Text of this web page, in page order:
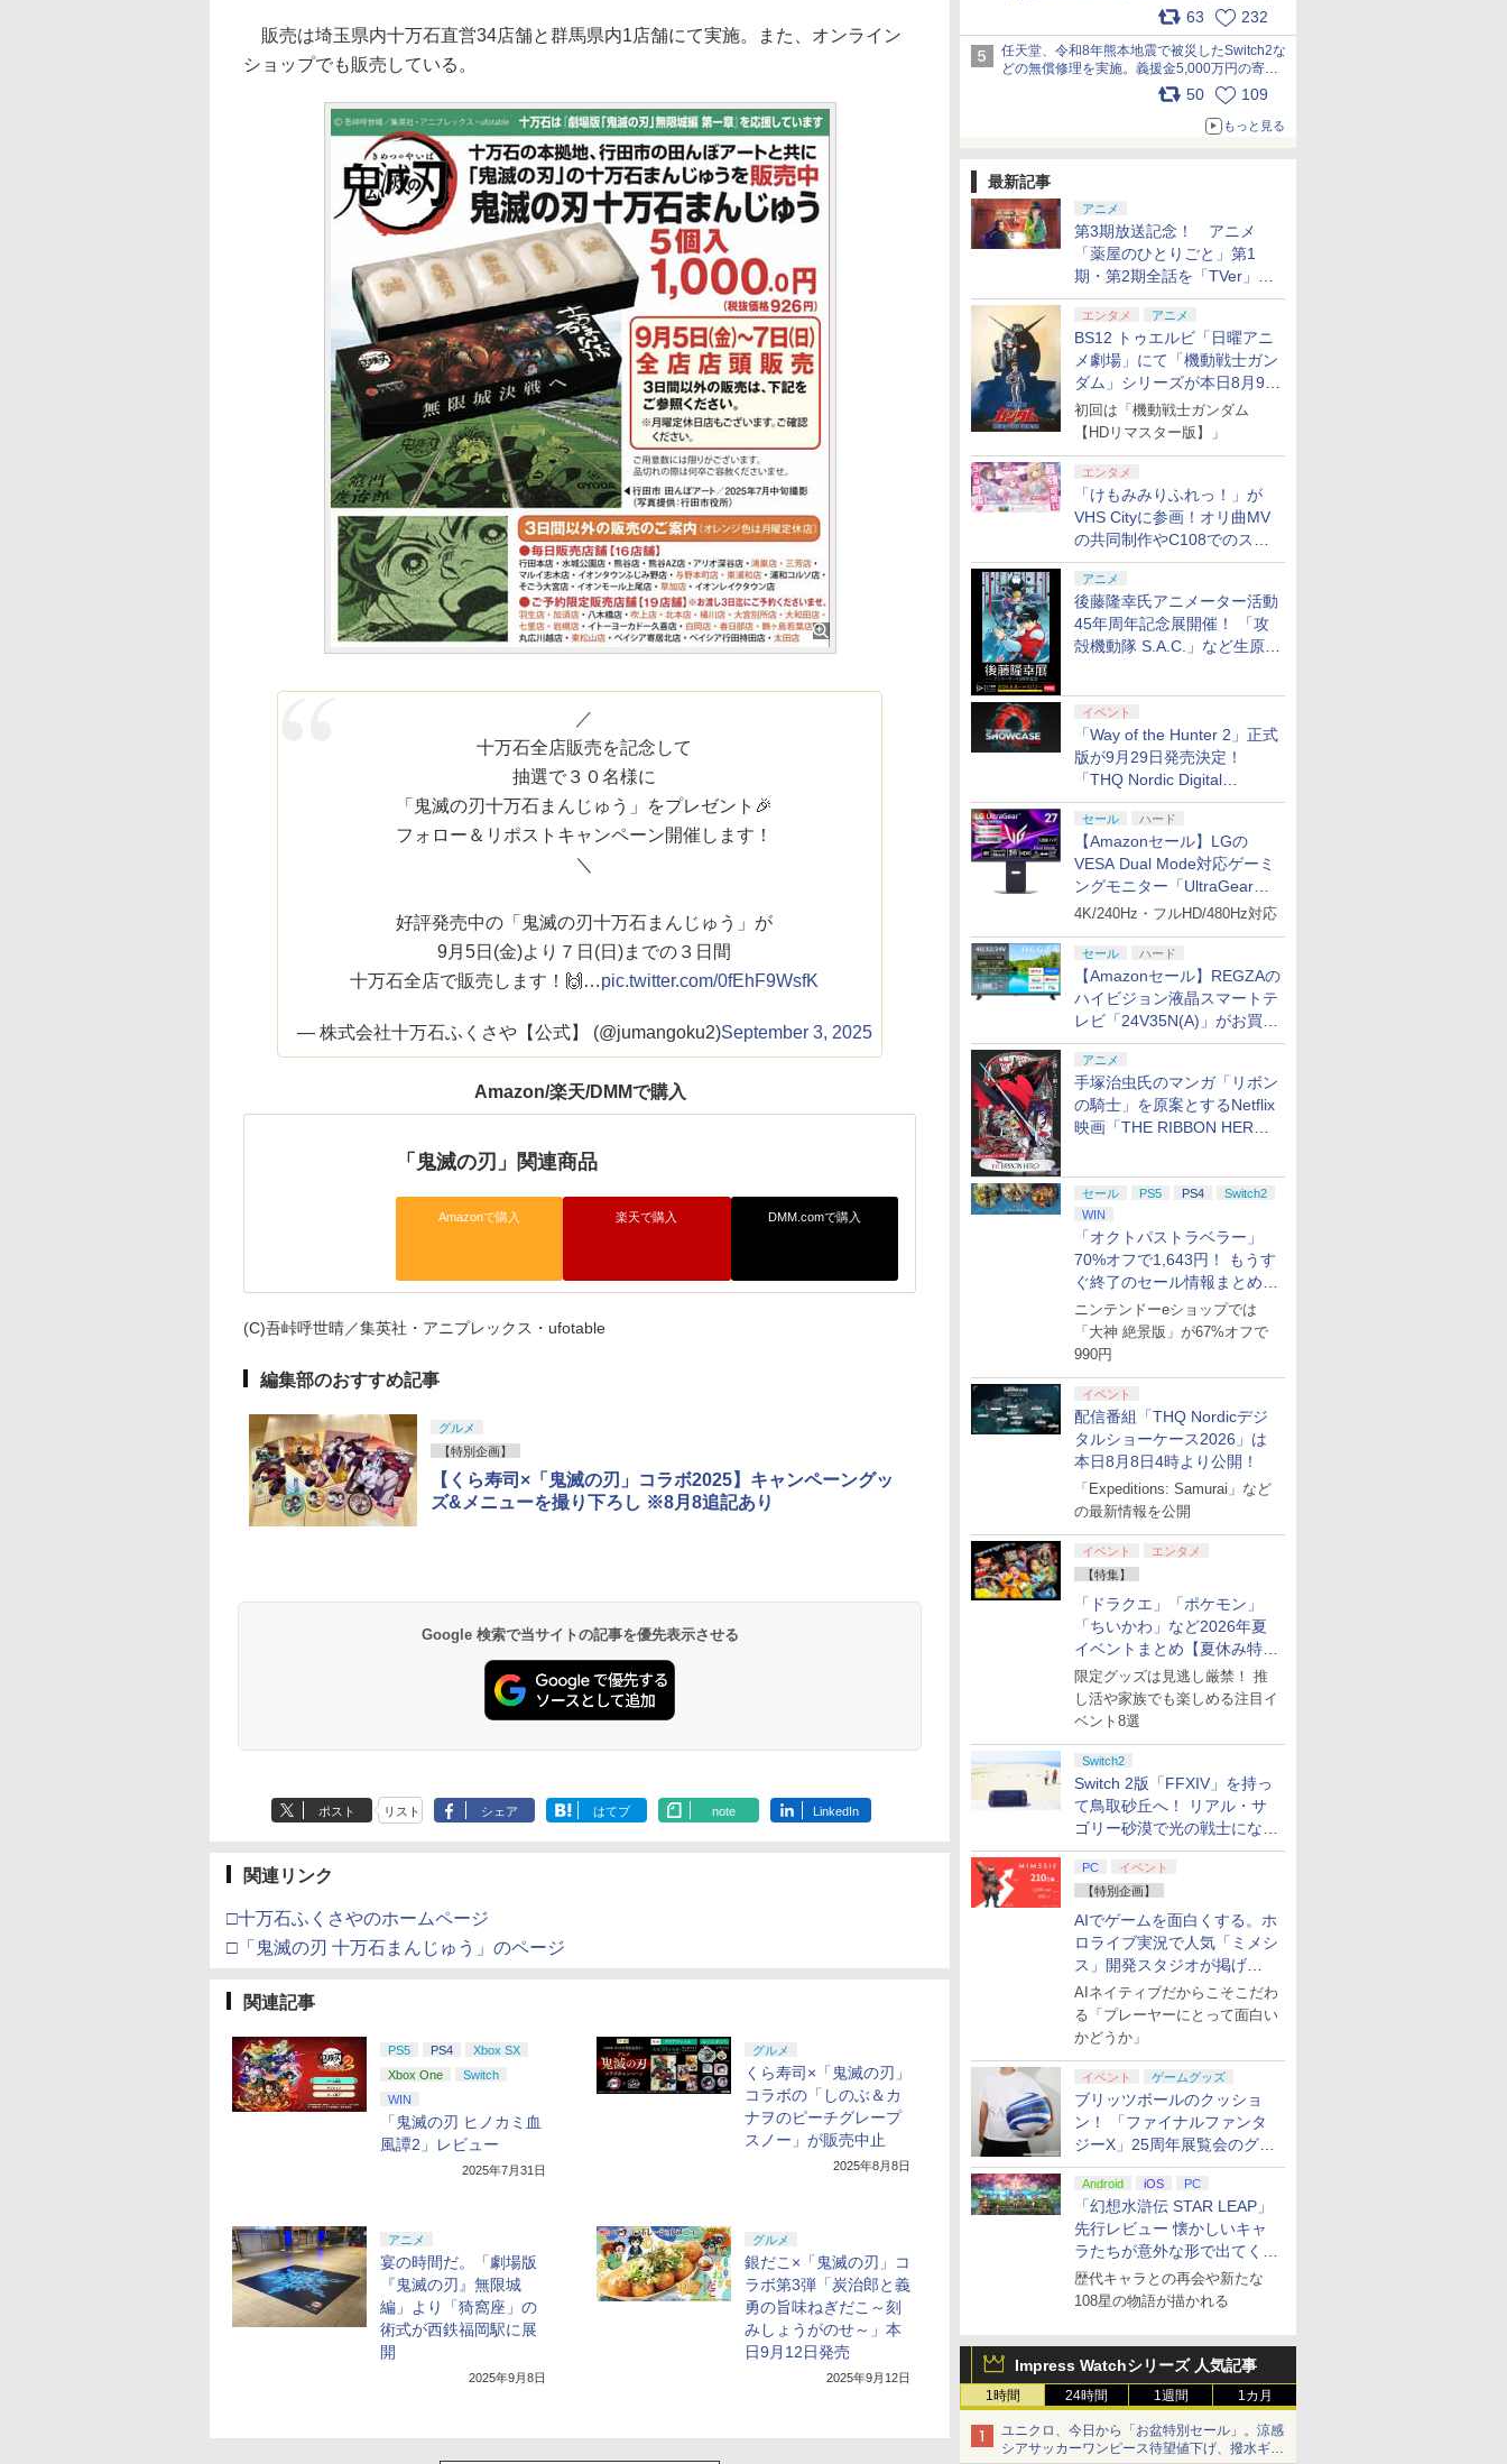
場シーンをレポート pic.x.com/LDgEByVl6D
63 232
任天堂、令和8年熊本地震で被災したSwitch2な
どの無償修理を実施。義援金5,000万円の寄付
も発表 pic.x.com/BAYsMfUfUC
50 109
もっと見る
最新記事
アニメ
第3期放送記念！ アニメ
「薬屋のひとりごと」第1
期・第2期全話を「TVer」に
て期間限定で順次無料配信開
始エンタメ アニメ
BS12 トゥエルビ「日曜アニ
メ劇場」にて「機動戦士ガン
ダム」シリーズが本日8月9日
から8週連続で放送
初回は「機動戦士ガンダム
【HDリマスター版】」
エンタメ
「けもみみりふれっ！」が
VHS Cityに参画！オリ曲MV
の共同制作やC108でのスペ
シャルコラボ広告を掲出
アニメ
後藤隆幸氏アニメーター活動
45年周年記念展開催！ 「攻
殻機動隊 S.A.C.」など生原
イベント
「Way of the Hunter 2」正式
版が9月29日発売決定！
「THQ Nordic Digital
Showcase 2026」まとめ
セール ハード
【Amazonセール】LGの
VESA Dual Mode対応ゲーミ
ングモニター「UltraGear
27G850A-B」がお買い得！
4K/240Hz・フルHD/480Hz対応
セール ハード
【Amazonセール】REGZAの
ハイビジョン液晶スマートテ
レビ「24V35N(A)」がお買い
得！
アニメ
手塚治虫氏のマンガ「リボン
の騎士」を原案とするNetflix
映画「THE RIBBON HERO
セール PS5 PS4
Switch2
WIN
「オクトパストラベラー」
70%オフで1,643円！ もうす
ぐ終了のセール情報まとめ
【8月8日更新】
ニンテンドーeショップでは
「大神 絶景版」が67%オフで
990円
イベント
配信番組「THQ Nordicデジ
タルショーケース2026」は
本日8月8日4時より公開！
「Expeditions: Samurai」など
の最新情報を公開
イベント
エンタメ
【特集】
「ドラクエ」「ポケモン」
「ちいかわ」など2026年夏
イベントまとめ【夏休み特
集】
限定グッズは見逃し厳禁！ 推
し活や家族でも楽しめる注目イ
ベント8選
Switch2
Switch 2版「FFXIV」を持っ
て鳥取砂丘へ！ リアル・サ
ゴリー砂漠で光の戦士になっ
てみた
PC
イベント
【特別企画】
AIでゲームを面白くする。ホ
ロライブ実況で人気「ミメシ
ス」開発スタジオが掲げ
る“AI活用の信念”とは？【講
演レポート】
AIネイティブだからこそこだわ
る「プレーヤーにとって面白い
かどうか」
イベント ゲームグッズ
ブリッツボールのクッショ
ン！ 「ファイナルファンタ
ジーX」25周年展覧会のグッ
ズ情報が公開
Android iOS PC
「幻想水滸伝 STAR LEAP」
先行レビュー 懐かしいキャ
ラたちが意外な形で出てくる
シリーズ完全新作！
歴代キャラとの再会や新たな
108星の物語が描かれる
Impress Watchシリーズ 人気記事
1時間 24時間 1週間 1カ月
ユニクロ、今日から「お盆特別セール」。涼感
シアサッカーワンピース待望値下げ、撥水ギア
販売は埼玉県内十万石直営34店舗と群馬県内1店舗にて実施。また、オンライン
ショップでも販売している。
／
十万石全店販売を記念して
抽選で３０名様に
「鬼滅の刃十万石まんじゅう」をプレゼント🎉
フォロー＆リポストキャンペーン開催します！
＼
好評発売中の「鬼滅の刃十万石まんじゅう」が
9月5日(金)より７日(日)までの３日間
十万石全店で販売します！🙌…pic.twitter.com/0fEhF9WsfK
— 株式会社十万石ふくさや【公式】 (@jumangoku2)September 3, 2025
Amazon/楽天/DMMで購入
「鬼滅の刃」関連商品
Amazonで購入 楽天で購入 DMM.comで購入
(C)吾峠呼世晴／集英社・アニプレックス・ufotable
編集部のおすすめ記事
グルメ
【特別企画】
【くら寿司×「鬼滅の刃」コラボ2025】キャンペーングッ
ズ&メニューを撮り下ろし ※8月8追記あり
Google 検索で当サイトの記事を優先表示させる
ポスト リスト シェア はてブ note LinkedIn
関連リンク
□十万石ふくさやのホームページ
□「鬼滅の刃 十万石まんじゅう」のページ
関連記事
PS5 PS4
Xbox SX
Xbox One
Switch
WIN
「鬼滅の刃 ヒノカミ血
風譚2」レビュー
2025年7月31日
グルメ
くら寿司×「鬼滅の刃」
コラボの「しのぶ＆カ
ナヲのピーチグレープ
スノー」が販売中止
2025年8月8日
アニメ
宴の時間だ。「劇場版
『鬼滅の刃』無限城
編」より「猗窩座」の
術式が西鉄福岡駅に展
開
2025年9月8日
グルメ
銀だこ×「鬼滅の刃」コ
ラボ第3弾「炭治郎と義
勇の旨味ねぎだこ～刻
みしょうがのせ～」本
日9月12日発売
2025年9月12日